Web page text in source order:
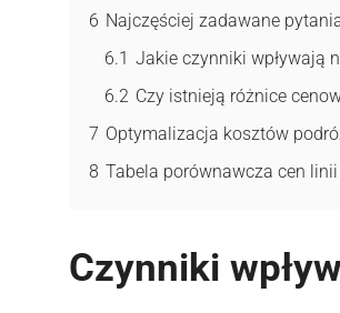
6 Najczęściej zadawane
6.1 Jakie czynniki wpływają
6.2 Czy istnieją różnice
7 Optymalizacja kosztów
8 Tabela porównawcza cen
Czynniki